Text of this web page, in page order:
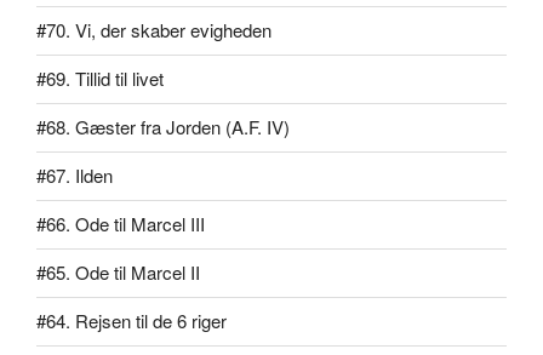
#70. Vi, der skaber evigheden
#69. Tillid til livet
#68. Gæster fra Jorden (A.F. IV)
#67. Ilden
#66. Ode til Marcel III
#65. Ode til Marcel II
#64. Rejsen til de 6 riger